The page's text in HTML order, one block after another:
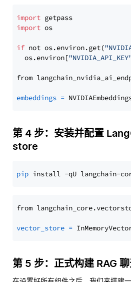
import
import os
if not os.environ.get(
  os.environ[
from
embeddings =
第 4 步：安装并配置
store
pip
from
vector_store =
第 5 步：正式构建 RAG